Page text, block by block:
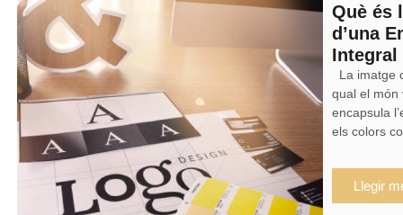
Què és
d’una
Integral
La imatge
qual el món
encapsula
els colors
Llegir